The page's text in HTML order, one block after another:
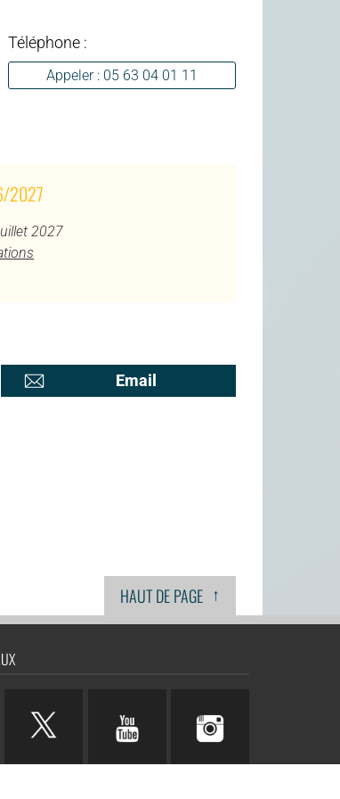
Téléphone :
Appeler : 05 63 04 01 11
2027
2027
Email
HAUT DE PAGE ↑